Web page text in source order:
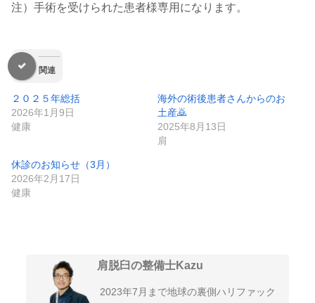
注）手術を受けられた患者様専用になります。
関連
２０２５年総括
2026年1月9日
健康
海外の術後患者さんからのお
土産🙇
2025年8月13日
肩
休診のお知らせ（3月）
2026年2月17日
健康
肩脱臼の整備士Kazu
2023年7月まで地球の裏側ハリファック